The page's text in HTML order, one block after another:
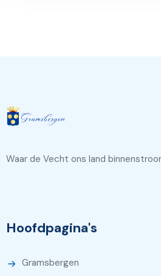
Waar de Vecht ons land
Hoofdpagina's
Gramsbergen